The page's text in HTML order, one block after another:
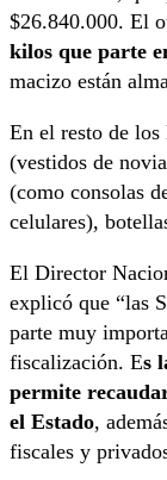
$26.840.000. El
kilos que parte
macizo están
En el resto de los
(vestidos de
(como consolas
celulares),
El Director
explicó que “las
parte muy
fiscalización. Es
permite
el Estado,
fiscales y